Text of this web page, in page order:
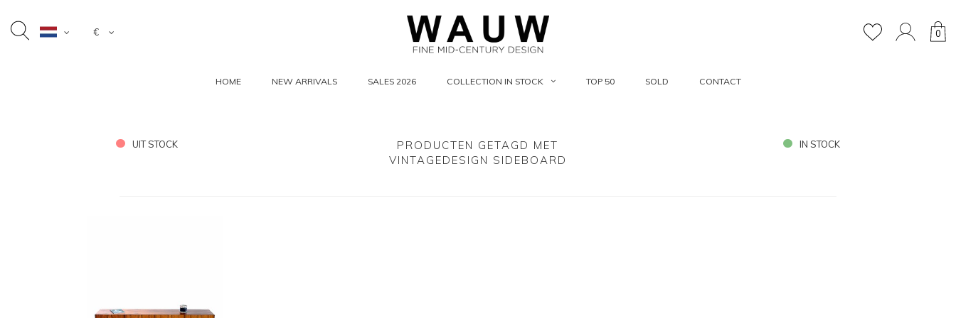
€ 0
HOME NEW ARRIVALS SALES 2026 COLLECTION IN STOCK TOP 50 SOLD CONTACT
UIT STOCK
PRODUCTEN GETAGD MET
VINTAGEDESIGN SIDEBOARD
IN STOCK